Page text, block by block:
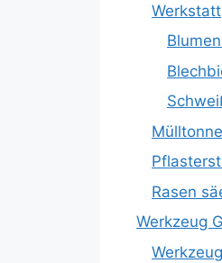
Werkstatt
Rasen
Werkzeug